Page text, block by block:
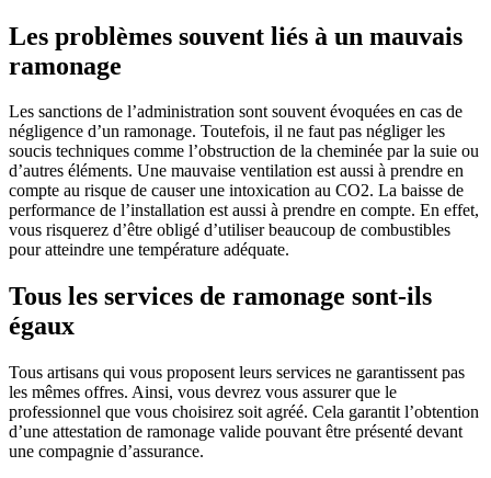
Les problèmes souvent liés à un mauvais
ramonage
Les sanctions de l’administration sont souvent évoquées en cas de
négligence d’un ramonage. Toutefois, il ne faut pas négliger les
soucis techniques comme l’obstruction de la cheminée par la suie ou
d’autres éléments. Une mauvaise ventilation est aussi à prendre en
compte au risque de causer une intoxication au CO2. La baisse de
performance de l’installation est aussi à prendre en compte. En effet,
vous risquerez d’être obligé d’utiliser beaucoup de combustibles
pour atteindre une température adéquate.
Tous les services de ramonage sont-ils
égaux
Tous artisans qui vous proposent leurs services ne garantissent pas
les mêmes offres. Ainsi, vous devrez vous assurer que le
professionnel que vous choisirez soit agréé. Cela garantit l’obtention
d’une attestation de ramonage valide pouvant être présenté devant
une compagnie d’assurance.